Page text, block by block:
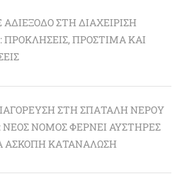
ΣΤΗ ΔΙΑΧΕΊΡΙΣΗ
ΠΡΌΣΤΙΜΑ ΚΑΙ
ΣΤΗ ΣΠΑΤΆΛΗ ΝΕΡΟΎ
ΝΌΜΟΣ ΦΈΡΝΕΙ ΑΥΣΤΗΡΈΣ
ΆΣΚΟΠΗ ΚΑΤΑΝΆΛΩΣΗ